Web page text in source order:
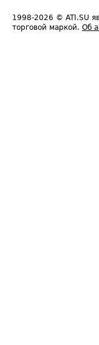
1998-2026 © ATI.SU
торговой маркой. Об